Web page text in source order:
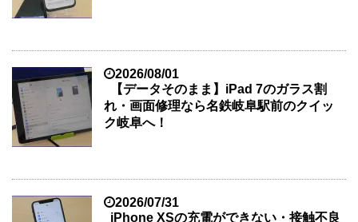
2026/08/01
【データそのまま】iPad 7のガラス割
れ・画面修理なら名鉄岐阜駅前のクイッ
ク岐阜へ！
2026/07/31
iPhone XSの充電ができない・接触不良